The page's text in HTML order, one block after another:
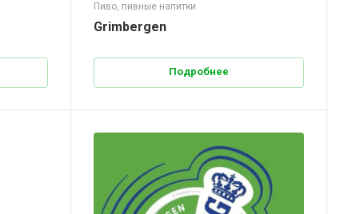
Пиво, пивные напитки
Grimbergen
Подробнее